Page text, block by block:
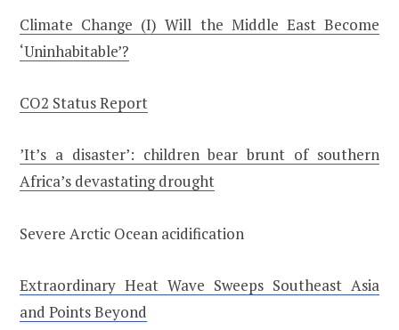
Climate Change (I) Will the Middle East Become
‘Uninhabitable’?
CO2 Status Report
’It’s a disaster’: children bear brunt of southern
Africa’s devastating drought
Severe Arctic Ocean acidification
Extraordinary Heat Wave Sweeps Southeast Asia
and Points Beyond